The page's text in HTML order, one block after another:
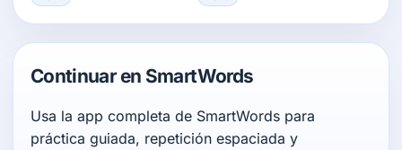
Continuar en SmartWords
Usa la app completa de SmartWords para
práctica guiada, repetición espaciada y